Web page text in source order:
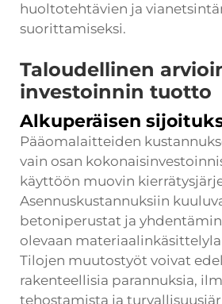
huoltotehtävien ja
suorittamiseksi.
Taloudellinen
investoinnin tuotto
Alkuperäisen
Pääomalaitteiden
vain osan
käyttöön muovin
Asennuskustannuksiin
betoniperustat ja
olevaan
Tilojen muutostyöt voivat
rakenteellisia parannuksia,
tehostamista ja